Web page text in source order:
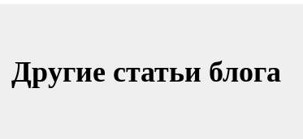
Другие статьи блога